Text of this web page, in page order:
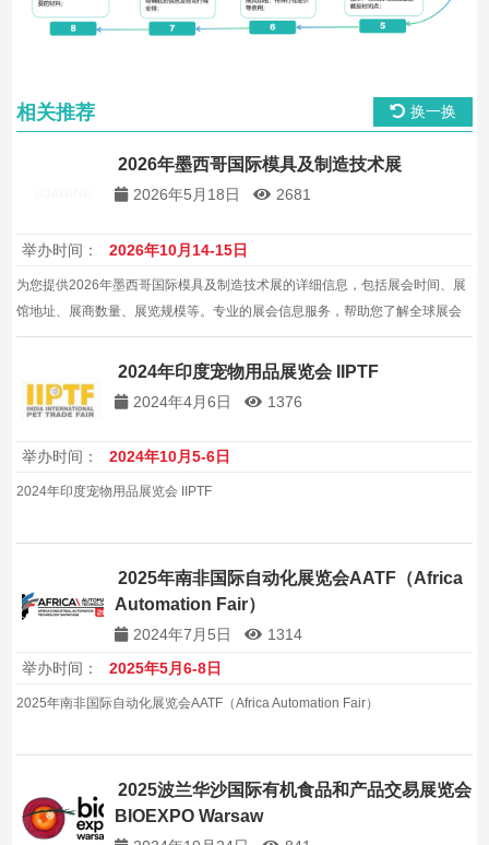
相关推荐 换一换
2026年墨西哥国际模具及制造技术展
2026年5月18日 2681
举办时间： 2026年10月14-15日
为您提供2026年墨西哥国际模具及制造技术展的详细信息，包括展会时间、展
馆地址、展商数量、展览规模等。专业的展会信息服务，帮助您了解全球展会
动态。
2024年印度宠物用品展览会 IIPTF
2024年4月6日 1376
举办时间： 2024年10月5-6日
2024年印度宠物用品展览会 IIPTF
2025年南非国际自动化展览会AATF（Africa
Automation Fair）
2024年7月5日
1314
举办时间：
2025年5月6-8日
2025年南非国际自动化展览会AATF（Africa Automation Fair）
2025波兰华沙国际有机食品和产品交易展览会
BIOEXPO Warsaw